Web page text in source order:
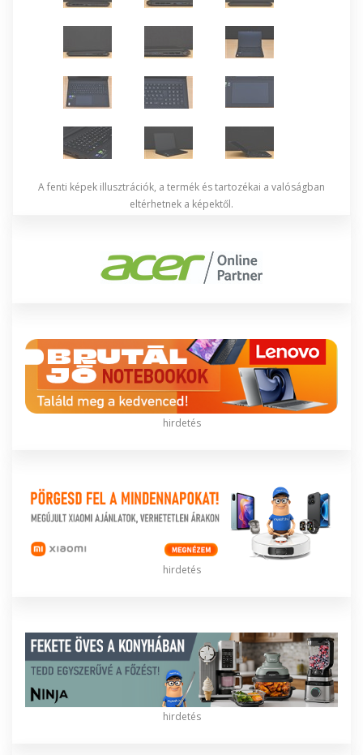
A fenti képek illusztrációk, a termék és tartozékai a valóságban
eltérhetnek a képektől.
hirdetés
hirdetés
hirdetés